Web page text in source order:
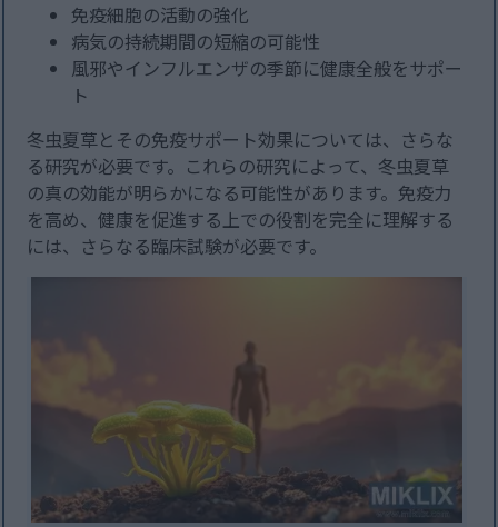
免疫細胞の活動の強化
病気の持続期間の短縮の可能性
風邪やインフルエンザの季節に健康全般をサポー
ト
冬虫夏草とその免疫サポート効果については、さらな
る研究が必要です。これらの研究によって、冬虫夏草
の真の効能が明らかになる可能性があります。免疫力
を高め、健康を促進する上での役割を完全に理解する
には、さらなる臨床試験が必要です。